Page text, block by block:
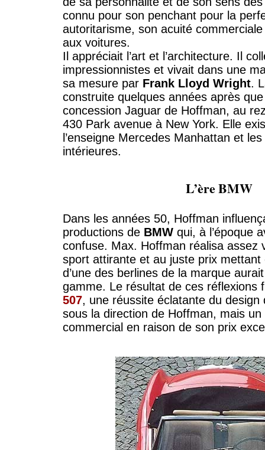
connu pour son penchant pour la
autoritarisme, son acuité
aux voitures.
Il appréciait l’art et l’architecture. Il
impressionnistes et vivait dans une
sa mesure par Frank Lloyd Wright.
construite quelques années après
concession Jaguar de Hoffman, au
430 Park avenue à New York. Elle
l’enseigne Mercedes Manhattan et
intérieures.
L’ère BMW
Dans les années 50, Hoffman
productions de BMW qui, à l’époque
confuse. Max. Hoffman réalisa assez
sport attirante et au juste prix
d’une des berlines de la marque
gamme. Le résultat de ces réflexions
507, une réussite éclatante du design
sous la direction de Hoffman, mais
commercial en raison de son prix